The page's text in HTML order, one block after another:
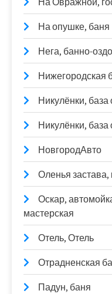
На опушке, баня
Нега, банно-
Нижегородская
Никулёнки, база
Никулёнки, база
НовгородАвто
Оленья застава,
Оскар,
мастерская
Отель, Отель
Отрадненская
Падун, баня